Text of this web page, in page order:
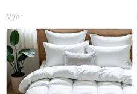
Myer